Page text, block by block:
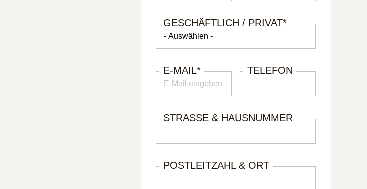
GESCHÄFTLICH / PRIVAT*
E-MAIL* TELEFON
STRASSE & HAUSNUMMER
POSTLEITZAHL & ORT